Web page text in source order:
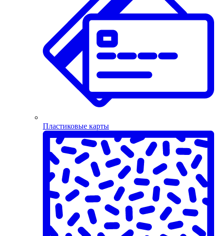
Пластиковые карты